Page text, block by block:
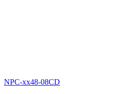
NPC-xx48-08CD